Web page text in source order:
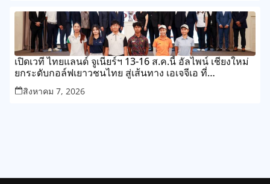
เปิดเวที ไทยแลนด์ จูเนียร์ฯ 13-16 ส.ค.นี้ อัลไพน์ เชียงใหม่
ยกระดับกอล์ฟเยาวชนไทย สู่เส้นทาง เอเจจีเอ ที่
สหรัฐอเมริกา
สิงหาคม 7, 2026